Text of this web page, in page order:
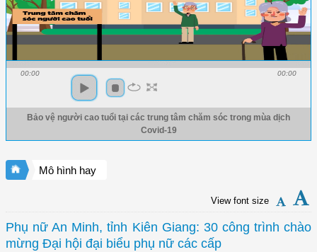
00:00 00:00
Bảo vệ người cao tuổi tại các trung tâm chăm sóc trong mùa dịch
Covid-19
Mô hình hay
View font size
Phụ nữ An Minh, tỉnh Kiên Giang: 30 công trình chào
mừng Đại hội đại biểu phụ nữ các cấp